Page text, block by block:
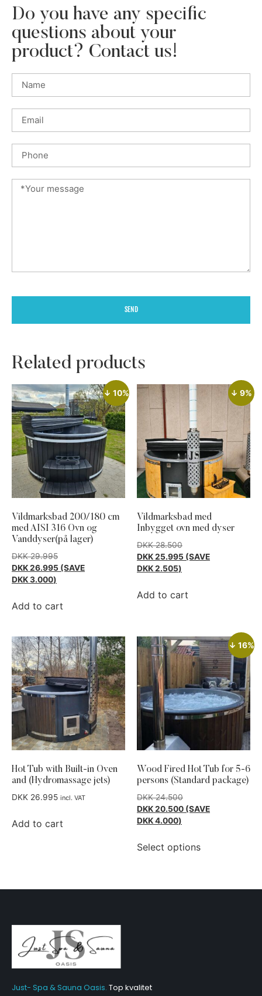
Do you have any specific
questions about your
product? Contact us!
SEND
Related products
↓ 10%
Vildmarksbad 200/180 cm
med AISI 316 Ovn og
Vanddyser(på lager)
DKK29.995
DKK26.995 (SAVE
DKK3.000)
Add to cart
↓ 9%
Vildmarksbad med
Inbygget ovn med dyser
DKK28.500
DKK25.995 (SAVE
DKK2.505)
Add to cart
Hot Tub with Built-in Oven
and (Hydromassage jets)
DKK 26.995 incl. VAT
Add to cart
↓ 16%
Wood Fired Hot Tub for 5-6
persons (Standard package)
DKK24.500
DKK20.500 (SAVE
DKK4.000)
Select options
Just- Spa & Sauna Oasis. Top kvalitet